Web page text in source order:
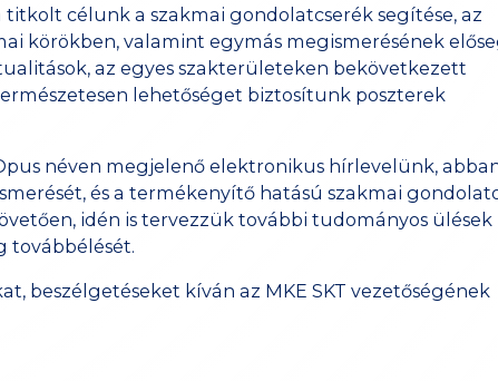
célunk a szakmai gondolatcserék segítése, az
körökben, valamint egymás megismerésének
az egyes szakterületeken bekövetkezett
lehetőséget biztosítunk poszterek
néven megjelenő elektronikus hírlevelünk,
és a termékenyítő hatású szakmai
idén is tervezzük további tudományos ülések
továbbélését.
beszélgetéseket kíván az MKE SKT vezetőségének